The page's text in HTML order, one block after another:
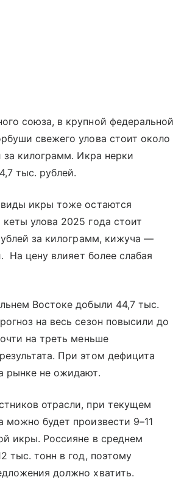
союза, в крупной федеральной
свежего улова стоит около
за килограмм. Икра нерки
тыс. рублей.
икры тоже остаются
улова 2025 года стоит
за килограмм, кижуча —
На цену влияет более слабая
Востоке добыли 44,7 тыс.
на весь сезон повысили до
на треть меньше
При этом дефицита
рынке не ожидают.
отрасли, при текущем
можно будет произвести 9–11
икры. Россияне в среднем
тыс. тонн в год, поэтому
должно хватить.